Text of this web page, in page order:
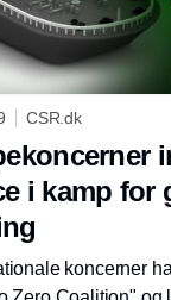
CSR.dk
i kamp for
koncerner